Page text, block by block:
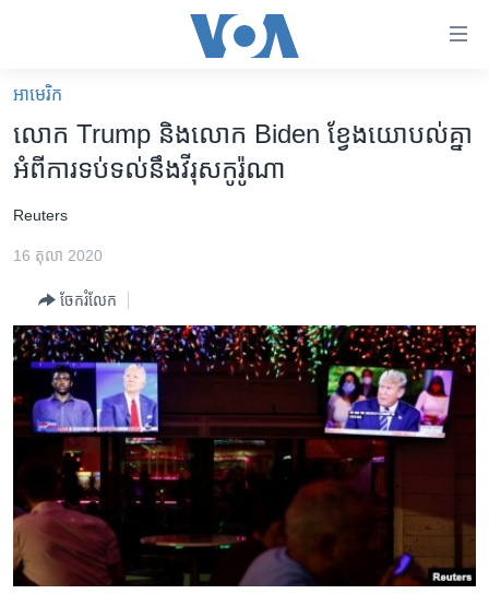
គេហទំព័រ​
ទាក់ទង
រំលង​
និង​
ទំព័រ​
ម្តង
រំលង​
សម្ព័ន្ធ​
រំលង​
និង​
អន្តរជាតិ
ហេឡូវីអូអេ
កម្ពុជាច្នៃប្រតិដ្ឋ
ព្រឹត្តិការណ៍ព័ត៌មាន
ទូរទស្សន៍ / វីដេអូ​
វិទ្យុ / ផតខាសថ៍
កម្មវិធីទាំងអស់
Khmer English
បណ្តាញ​សង្គម
អាមេរិក​
លោក Trump និង​លោក Biden ខ្វែងយោបល់​គ្នា​
អំពី​ការទប់ទល់នឹង​វីរុស​កូរ៉ូណា
​Reuters
16 តុលា 2020
ចែករំលែក